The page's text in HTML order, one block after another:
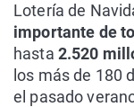
Lotería de
importante de
hasta 2.520
los más de 180
el pasado